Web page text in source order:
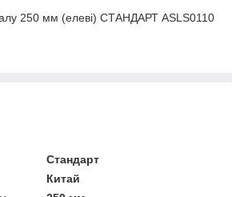
250 мм (елеві) СТАНДАРТ ASLS0110
Стандарт
Китай